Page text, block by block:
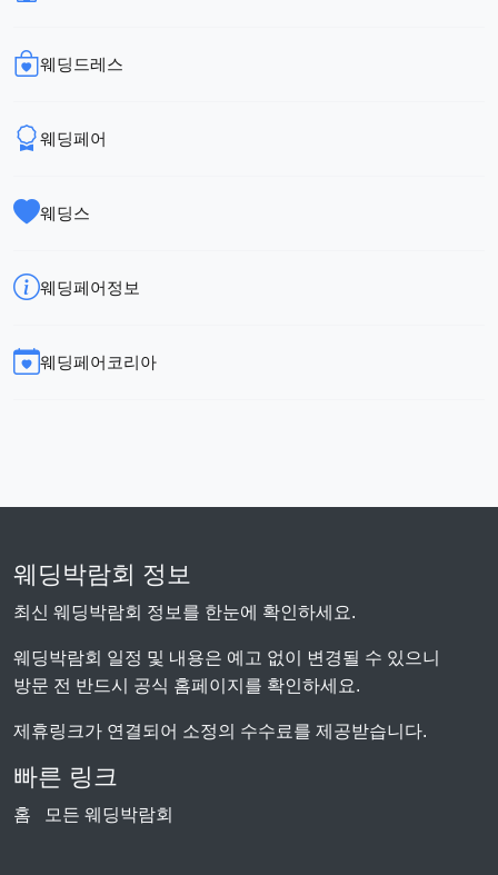
웨딩드레스
웨딩페어
웨딩스
웨딩페어정보
웨딩페어코리아
웨딩박람회 정보
최신 웨딩박람회 정보를 한눈에 확인하세요.
웨딩박람회 일정 및 내용은 예고 없이 변경될 수 있으니
방문 전 반드시 공식 홈페이지를 확인하세요.
제휴링크가 연결되어 소정의 수수료를 제공받습니다.
빠른 링크
홈 모든 웨딩박람회